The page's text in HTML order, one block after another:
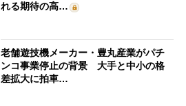
れる期待の高…
老舗遊技機メーカー・豊丸産業がパチ
ンコ事業停止の背景 大手と中小の格
差拡大に拍車…